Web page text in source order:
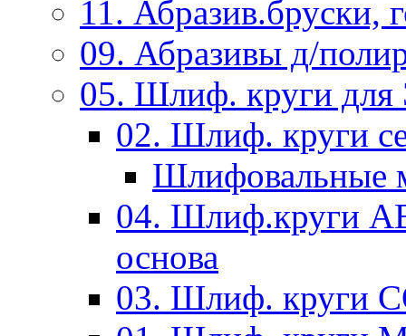
11. Абразив.бруски,
09. Абразивы д/
05. Шлиф. круги
02. Шлиф. круги
Шлифовальные
04. Шлиф.круги
основа
03. Шлиф. круги